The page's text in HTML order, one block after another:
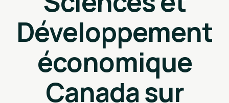
Développement
économique
Canada sur